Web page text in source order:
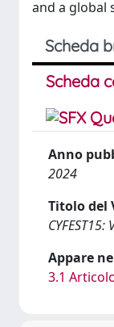
and a global
Scheda
Scheda
Anno
2024
Titolo del
Appare
3.1